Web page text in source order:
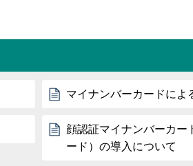
マイナンバーカードによ
顔認証マイナンバーカー
ード）の導入について